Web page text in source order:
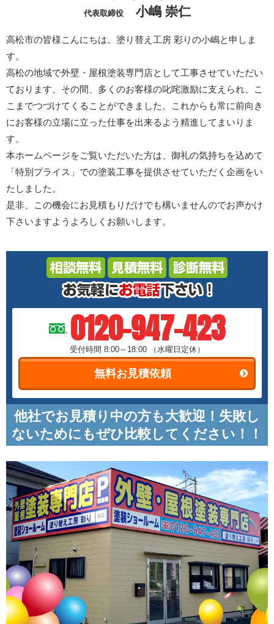
代表取締役 小嶋 崇仁
高松市の皆様こんにちは。塗り替え工房 彩りの小嶋と申しま
す。
高松の地域で外壁・屋根塗装専門店として工事させていただい
ております。その間、多くのお客様の叱咤激励に支えられ、こ
こまでつづけてくることができました。これからも常に前向き
にお客様の立場に立った仕事を出来るよう精進してまいりま
す。
本ホームページをご覧いただいた方は、御礼の気持ちを込めて
「特別プライス」での塗装工事を提供させていただく企画をい
たしました。
是非、この機会にお見積もりだけでも構いませんのでお声かけ
下さいますようよろしくお願いします。
0120-947-423
受付時間 8:00～18:00 （水曜日定休）
無料お見積依頼
他社でお見積り中の方も大歓迎！失敗し
ないためにもぜひ比較してください！！